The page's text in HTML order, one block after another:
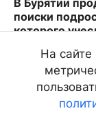
поиски
которого
На